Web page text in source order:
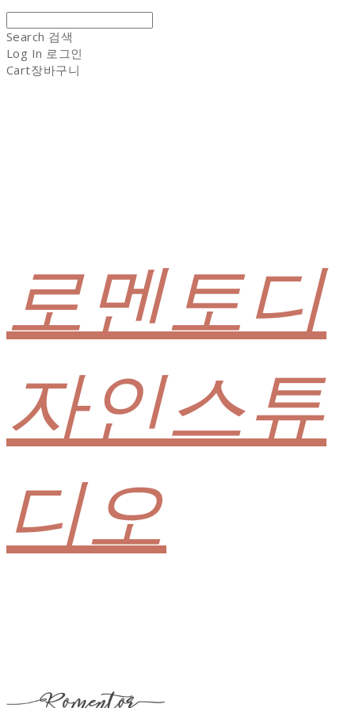
Search 검색
Log In 로그인
Cart장바구니
로멘토디
자인스튜
디오